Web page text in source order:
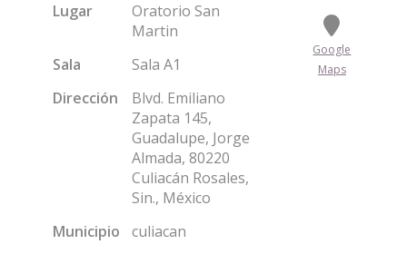
Lugar
Oratorio San
Martin
Sala
Sala A1
Dirección
Blvd. Emiliano
Zapata 145,
Guadalupe, Jorge
Almada, 80220
Culiacán Rosales,
Sin., México
Municipio
culiacan
Google
Maps